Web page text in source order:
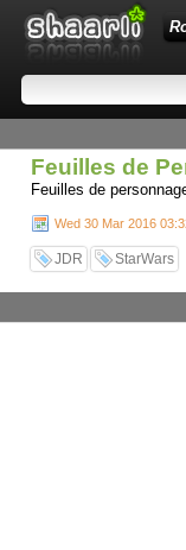
Feuilles de
Feuilles de
Wed 30 Mar 2016
JDR StarWars